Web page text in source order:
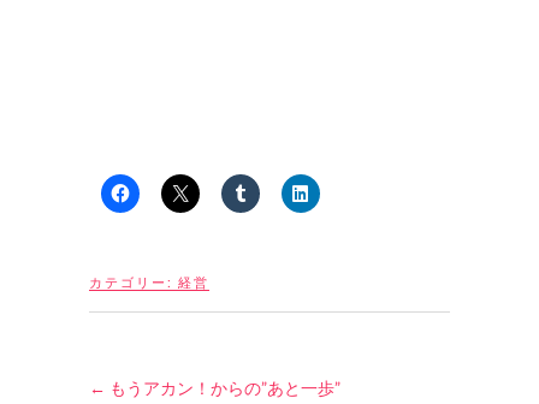
カテゴリー: 経営
← もうアカン！からの”あと一歩”